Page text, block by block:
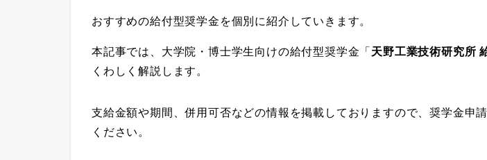
おすすめの給付型奨学金を個別に紹介していきます。
本記事では、大学院・博士学生向けの給付型奨学金「 天野工業技術研究所
くわしく解説します。
支給金額や期間、併用可否などの情報を掲載しておりますので、奨学金申
ください。